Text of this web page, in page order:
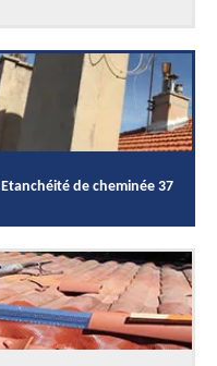
Etanchéité de cheminée 37